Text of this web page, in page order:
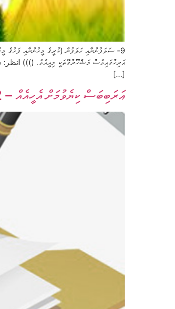
9- ސަލަފުންނާއި ޚަލަފުން (ކުރީގެ މީހުންނާއި ފަހުގެ
[…]
ޢަރަބިބަސް ކިޔެވުމަށް އެހީއެއް – 12–